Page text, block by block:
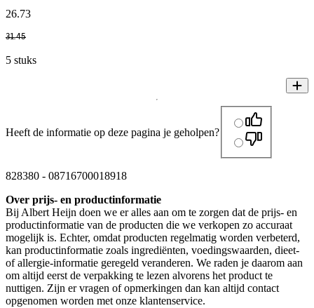
26.73
31.45
5 stuks
Heeft de informatie op deze pagina je geholpen?
828380 - 08716700018918
Over prijs- en productinformatie
Bij Albert Heijn doen we er alles aan om te zorgen dat de prijs- en
productinformatie van de producten die we verkopen zo accuraat
mogelijk is. Echter, omdat producten regelmatig worden verbeterd,
kan productinformatie zoals ingrediënten, voedingswaarden, dieet-
of allergie-informatie geregeld veranderen. We raden je daarom aan
om altijd eerst de verpakking te lezen alvorens het product te
nuttigen. Zijn er vragen of opmerkingen dan kan altijd contact
opgenomen worden met onze klantenservice.